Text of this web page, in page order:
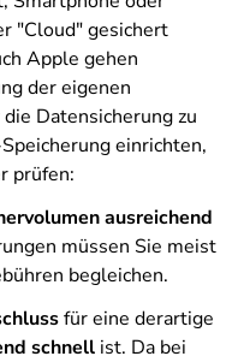
"Cloud" gesichert
Apple gehen
der eigenen
Datensicherung zu
einrichten,
prüfen:
ausreichend
müssen Sie meist
begleichen.
für eine derartige
schnell ist. Da bei